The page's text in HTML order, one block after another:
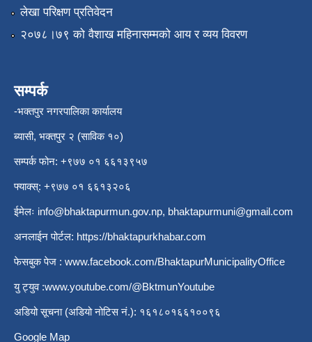
लेखा परिक्षण प्रतिवेदन
२०७८।७९ को वैशाख महिनासम्मको आय र व्यय विवरण
सम्पर्क
-भक्तपुर नगरपालिका कार्यालय
ब्यासी, भक्तपुर २ (साविक १०)
सम्पर्क फोन: +९७७ ०१ ६६१३९५७
फ्याक्स्: +९७७ ०१ ६६१३२०६
ईमेलः info@bhaktapurmun.gov.np, bhaktapurmuni@gmail.com
अनलाईन पोर्टल: https://bhaktapurkhabar.com
फेसबुक पेज : www.facebook.com/BhaktapurMunicipalityOffice
यु ट्युव :www.youtube.com/@BktmunYoutube
अडियो सूचना (अडियो नोटिस नं.): १६१८०१६६१००९६
Google Map